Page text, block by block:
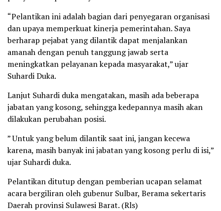
“Pelantikan ini adalah bagian dari penyegaran organisasi
dan upaya memperkuat kinerja pemerintahan. Saya
berharap pejabat yang dilantik dapat menjalankan
amanah dengan penuh tanggung jawab serta
meningkatkan pelayanan kepada masyarakat,” ujar
Suhardi Duka.
Lanjut Suhardi duka mengatakan, masih ada beberapa
jabatan yang kosong, sehingga kedepannya masih akan
dilakukan perubahan posisi.
” Untuk yang belum dilantik saat ini, jangan kecewa
karena, masih banyak ini jabatan yang kosong perlu di isi,”
ujar Suhardi duka.
Pelantikan ditutup dengan pemberian ucapan selamat
acara bergiliran oleh gubenur Sulbar, Berama sekertaris
Daerah provinsi Sulawesi Barat. (Rls)